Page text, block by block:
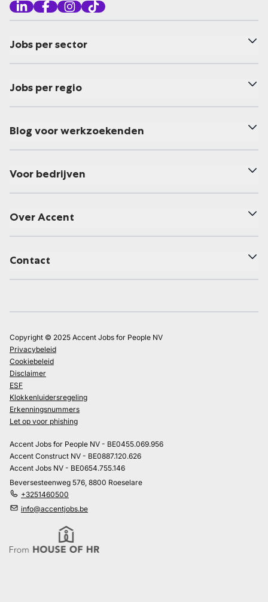
Jobs per sector
Jobs per regio
Blog voor werkzoekenden
Voor bedrijven
Over Accent
Contact
Copyright © 2025 Accent Jobs for People NV
Privacybeleid
Cookiebeleid
Disclaimer
ESF
Klokkenluidersregeling
Erkenningsnummers
Let op voor phishing
Accent Jobs for People NV - BE0455.069.956
Accent Construct NV - BE0887.120.626
Accent Jobs NV - BE0654.755.146
Beversesteenweg 576, 8800 Roeselare
+3251460500
info@accentjobs.be